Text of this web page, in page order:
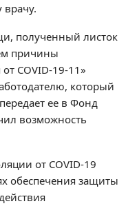
врачу.
полученный листок
причины
COVID-19-11»
который
ее в Фонд
возможность
от COVID-19
обеспечения защиты